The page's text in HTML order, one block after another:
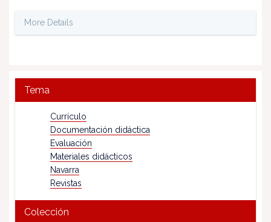
More Details
Tema
Currículo
Documentación didáctica
Evaluación
Materiales didácticos
Navarra
Revistas
Colección